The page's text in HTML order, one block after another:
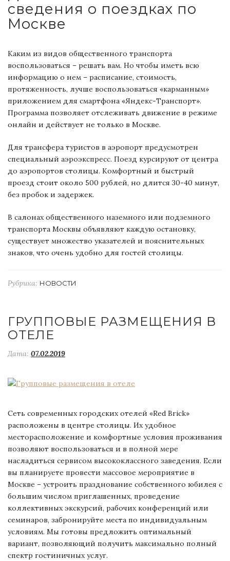
сведения о поездках по
Москве
Каким из видов общественного транспорта
воспользоваться – решать вам. Но чтобы иметь всю
информацию о нем – расписание, стоимость,
протяженность, лучше воспользоваться «карманным»
приложением для смартфона «Яндекс-Транспорт».
Программа позволяет отслеживать движение в режиме
онлайн и действует не только в Москве.
Для трансфера туристов в аэропорт предусмотрен
специальный аэроэкспресс. Поезд курсируют от центра
до аэропортов столицы. Комфортный и быстрый
проезд стоит около 500 рублей, но длится 30-40 минут,
без пробок и задержек.
В салонах общественного наземного или подземного
транспорта Москвы объявляют каждую остановку,
существует множество указателей и пояснительных
знаков, что очень удобно для гостей столицы.
Рубрика: НОВОСТИ
ГРУППОВЫЕ РАЗМЕЩЕНИЯ В
ОТЕЛЕ
Дата: 07.02.2019
Сеть современных городских отелей «Red Brick»
расположены в центре столицы. Их удобное
месторасположение и комфортные условия проживания
позволяют воспользоваться и в полной мере
насладиться сервисом высококлассного заведения. Если
вы планируете провести массовое мероприятие в
Москве – устроить празднование собственного юбилея с
большим числом приглашенных, проведение
коллективных экскурсий, рабочих конференций или
семинаров, забронируйте места по индивидуальным
условиям. Мы готовы предложить оптимальный
вариант, позволяющий получить максимально полный
спектр гостиничных услуг.